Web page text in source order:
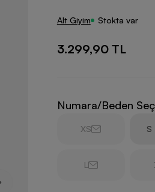
Alt Giyim Stokta var
3.299,90 TL
Numara/Beden Seç
XS S
L